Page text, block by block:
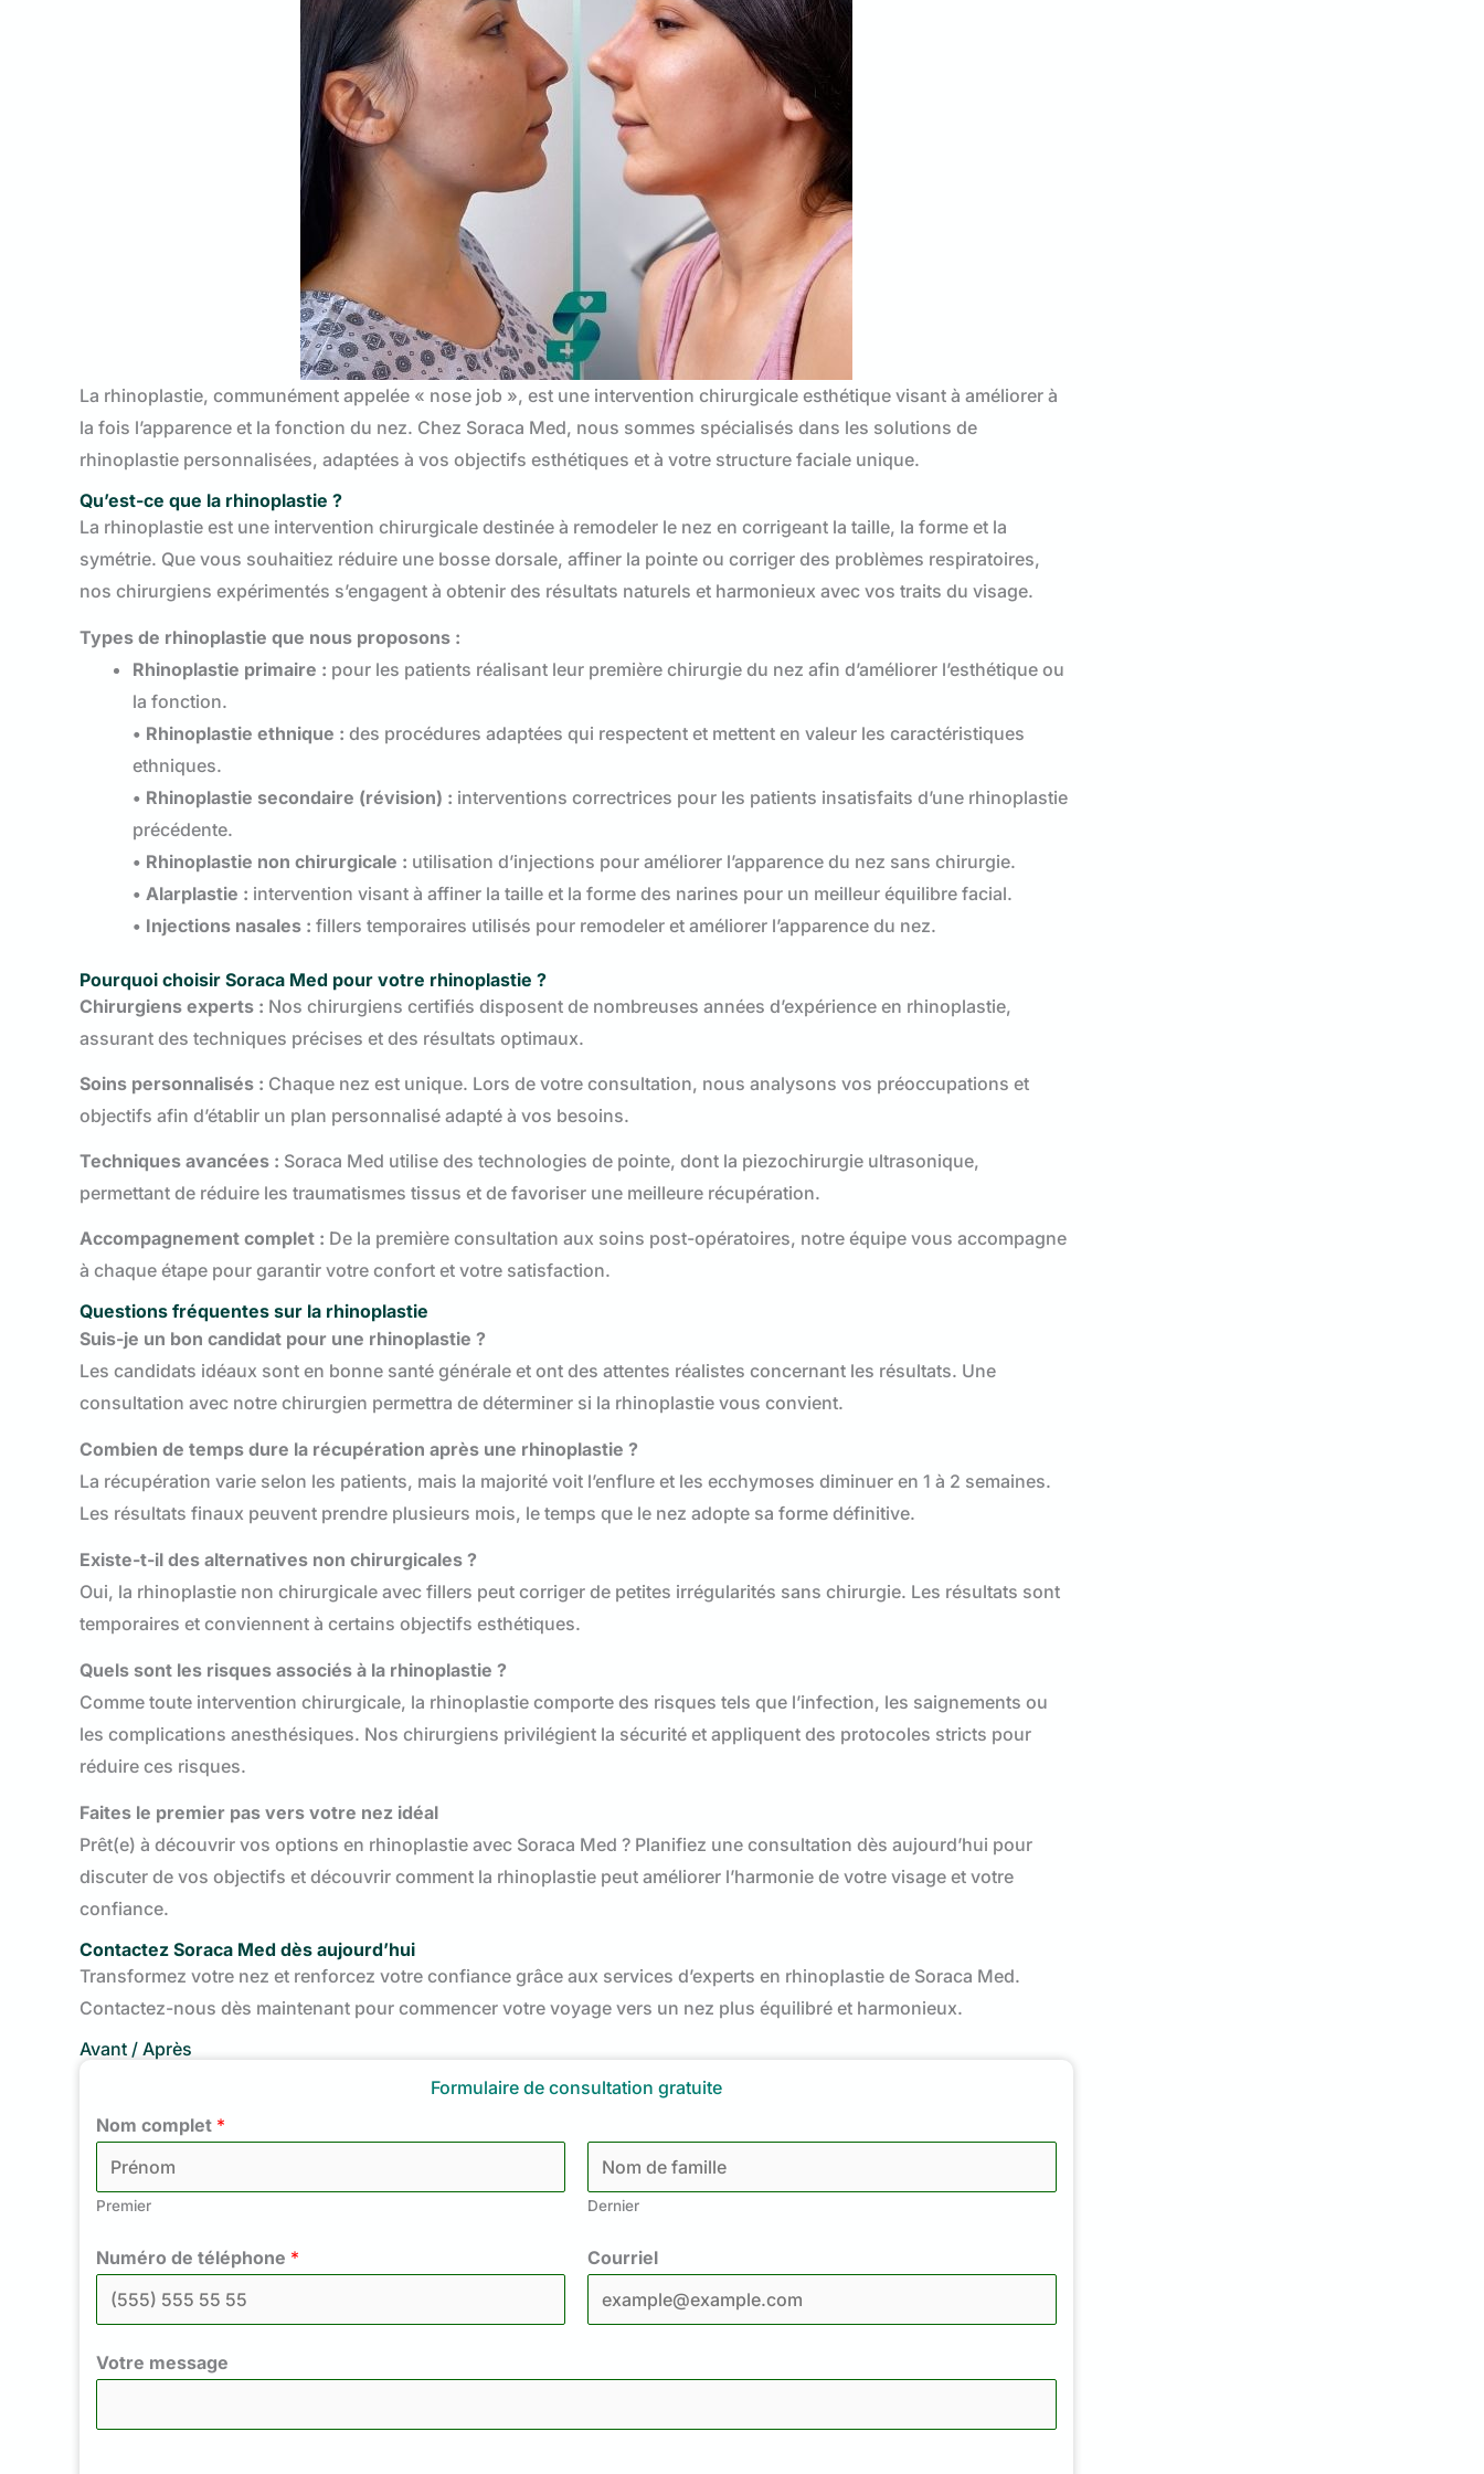
La rhinoplastie, communément appelée « nose job », est une intervention chirurgicale esthétique visant à améliorer à
la fois l’apparence et la fonction du nez. Chez Soraca Med, nous sommes spécialisés dans les solutions de
rhinoplastie personnalisées, adaptées à vos objectifs esthétiques et à votre structure faciale unique.
Qu’est-ce que la rhinoplastie ?
La rhinoplastie est une intervention chirurgicale destinée à remodeler le nez en corrigeant la taille, la forme et la
symétrie. Que vous souhaitiez réduire une bosse dorsale, affiner la pointe ou corriger des problèmes respiratoires,
nos chirurgiens expérimentés s’engagent à obtenir des résultats naturels et harmonieux avec vos traits du visage.
Types de rhinoplastie que nous proposons :
Rhinoplastie primaire : pour les patients réalisant leur première chirurgie du nez afin d’améliorer l’esthétique ou
la fonction.
• Rhinoplastie ethnique : des procédures adaptées qui respectent et mettent en valeur les caractéristiques
ethniques.
• Rhinoplastie secondaire (révision) : interventions correctrices pour les patients insatisfaits d’une rhinoplastie
précédente.
• Rhinoplastie non chirurgicale : utilisation d’injections pour améliorer l’apparence du nez sans chirurgie.
• Alarplastie : intervention visant à affiner la taille et la forme des narines pour un meilleur équilibre facial.
• Injections nasales : fillers temporaires utilisés pour remodeler et améliorer l’apparence du nez.
Pourquoi choisir Soraca Med pour votre rhinoplastie ?
Chirurgiens experts : Nos chirurgiens certifiés disposent de nombreuses années d’expérience en rhinoplastie,
assurant des techniques précises et des résultats optimaux.
Soins personnalisés : Chaque nez est unique. Lors de votre consultation, nous analysons vos préoccupations et
objectifs afin d’établir un plan personnalisé adapté à vos besoins.
Techniques avancées : Soraca Med utilise des technologies de pointe, dont la piezochirurgie ultrasonique,
permettant de réduire les traumatismes tissus et de favoriser une meilleure récupération.
Accompagnement complet : De la première consultation aux soins post-opératoires, notre équipe vous accompagne
à chaque étape pour garantir votre confort et votre satisfaction.
Questions fréquentes sur la rhinoplastie
Suis-je un bon candidat pour une rhinoplastie ?
Les candidats idéaux sont en bonne santé générale et ont des attentes réalistes concernant les résultats. Une
consultation avec notre chirurgien permettra de déterminer si la rhinoplastie vous convient.
Combien de temps dure la récupération après une rhinoplastie ?
La récupération varie selon les patients, mais la majorité voit l’enflure et les ecchymoses diminuer en 1 à 2 semaines.
Les résultats finaux peuvent prendre plusieurs mois, le temps que le nez adopte sa forme définitive.
Existe-t-il des alternatives non chirurgicales ?
Oui, la rhinoplastie non chirurgicale avec fillers peut corriger de petites irrégularités sans chirurgie. Les résultats sont
temporaires et conviennent à certains objectifs esthétiques.
Quels sont les risques associés à la rhinoplastie ?
Comme toute intervention chirurgicale, la rhinoplastie comporte des risques tels que l’infection, les saignements ou
les complications anesthésiques. Nos chirurgiens privilégient la sécurité et appliquent des protocoles stricts pour
réduire ces risques.
Faites le premier pas vers votre nez idéal
Prêt(e) à découvrir vos options en rhinoplastie avec Soraca Med ? Planifiez une consultation dès aujourd’hui pour
discuter de vos objectifs et découvrir comment la rhinoplastie peut améliorer l’harmonie de votre visage et votre
confiance.
Contactez Soraca Med dès aujourd’hui
Transformez votre nez et renforcez votre confiance grâce aux services d’experts en rhinoplastie de Soraca Med.
Contactez-nous dès maintenant pour commencer votre voyage vers un nez plus équilibré et harmonieux.
Avant / Après
Formulaire de consultation gratuite
Nom complet *
Premier Dernier
Numéro de téléphone * Courriel
Votre message